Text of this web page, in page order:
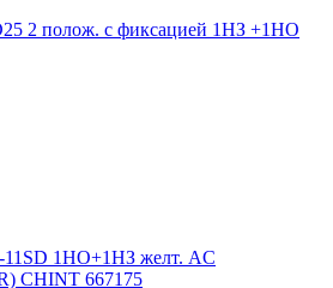
2 полож. с фиксацией 1НЗ +1НО